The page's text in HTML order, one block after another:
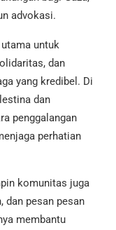
advokasi.
untuk
dan
yang kredibel. Di
dan
penggalangan
perhatian
komunitas juga
dan pesan pesan
membantu